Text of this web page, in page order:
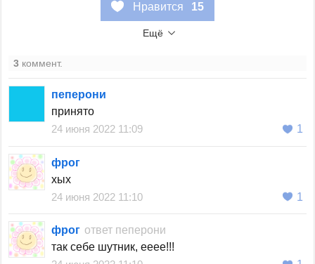
Нравится 15
Ещё
3 коммент.
пеперони
принято
24 июня 2022 11:09
1
фрог
хых
24 июня 2022 11:10
1
фрог ответ пеперони
так себе шутник, ееее!!!